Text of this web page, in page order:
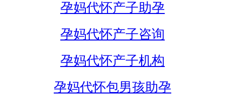
孕妈代怀产子助孕
孕妈代怀产子咨询
孕妈代怀产子机构
孕妈代怀包男孩助孕